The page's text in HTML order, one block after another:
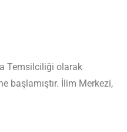
Temsilciliği olarak
başlamıştır. İlim Merkezi,